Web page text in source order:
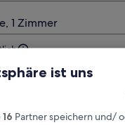
1 Zimmer
Suchen
ist uns
16 Partner speichern und/